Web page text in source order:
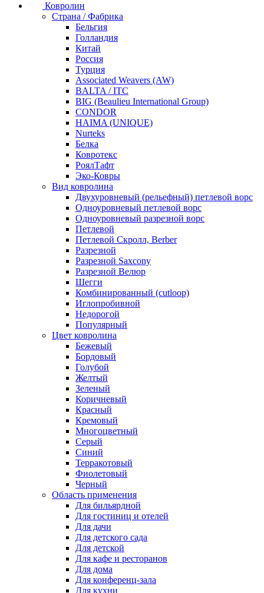
Ковролин
Страна / Фабрика
Бельгия
Голландия
Китай
Россия
Турция
Associated Weavers (AW)
BALTA / ITC
BIG (Beaulieu International Group)
CONDOR
HAIMA (UNIQUE)
Nurteks
Белка
Ковротекс
РоялТафт
Эко-Ковры
Вид ковролина
Двухуровневый (рельефный) петлевой ворс
Одноуровневый петлевой ворс
Одноуровневый разрезной ворс
Петлевой
Петлевой Скролл, Berber
Разрезной
Разрезной Saxcony
Разрезной Велюр
Шегги
Комбинированный (cutloop)
Иглопробивной
Недорогой
Популярный
Цвет ковролина
Бежевый
Бордовый
Голубой
Желтый
Зеленый
Коричневый
Красный
Кремовый
Многоцветный
Серый
Синий
Терракотовый
Фиолетовый
Черный
Область применения
Для бильярдной
Для гостиниц и отелей
Для дачи
Для детского сада
Для детской
Для кафе и ресторанов
Для дома
Для конференц-зала
Для кухни